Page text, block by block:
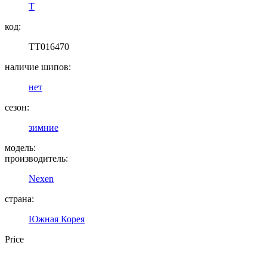
T
код:
TT016470
наличие шипов:
нет
сезон:
зимние
модель:
производитель:
Nexen
страна:
Южная Корея
Price